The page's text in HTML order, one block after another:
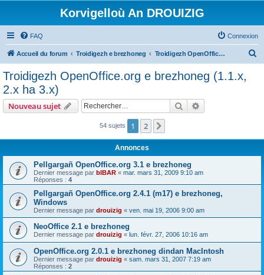
Korvigelloù An DROUIZIG
FAQ Connexion
Accueil du forum Troidigezh e brezhoneg Troidigezh OpenOffice.org e brezhoneg (1.1.x, 2.x ha 3.x)
c
Troidigezh OpenOffice.org e brezhoneg (1.1.x,
2.x ha 3.x)
Nouveau sujet Rechercher
54 sujets 1 2
Annonces
Pellgargañ OpenOffice.org 3.1 e brezhoneg
Dernier message par bIBAR « mar. mars 31, 2009 9:10 am
Réponses : 4
Pellgargañ OpenOffice.org 2.4.1 (m17) e brezhoneg,
Windows
Dernier message par drouizig « ven. mai 19, 2006 9:00 am
NeoOffice 2.1 e brezhoneg
Dernier message par drouizig « lun. févr. 27, 2006 10:16 am
OpenOffice.org 2.0.1 e brezhoneg dindan MacIntosh
Dernier message par drouizig « sam. mars 31, 2007 7:19 am
Réponses : 2